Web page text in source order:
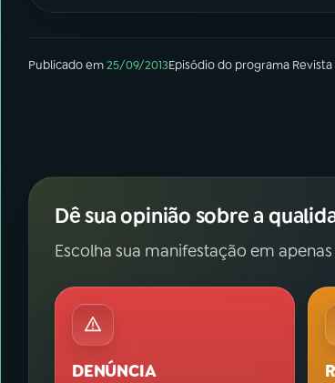
Publicado em25/09/2013Episódiodo programa Revista
Dê sua opinião sobre a
Escolha sua manifestação em
DENÚNCIA